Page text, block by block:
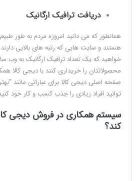
دریافت ترافیک ارگانیک
همانطور که می دانید امروزه مردم به طور
هستند و سایت هایی که رتبه های بالایی
خواهید که یک تعداد ترافیک ارگانیک به وب
صفحه اصلی دیجی کالا برای عباراتی مانند
توانید افراد زیادی را جذب کسب و کار خود
سیستم همکاری در فروش دیجی
کند؟